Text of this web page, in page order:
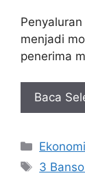
menjadi
penerima
Baca
Kategori
Ekonomi
Tag
3